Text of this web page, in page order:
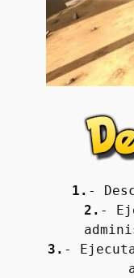
1. -
2. -
3. -